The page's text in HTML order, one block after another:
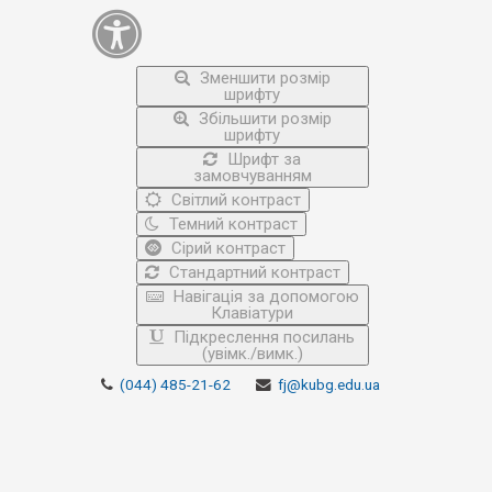
Зменшити розмір
шрифту
Збільшити розмір
шрифту
Шрифт за
замовчуванням
Світлий контраст
Темний контраст
Сірий контраст
Стандартний контраст
Навігація за допомогою
Клавіатури
Підкреслення посилань
(увімк./вимк.)
(044) 485-21-62 fj@kubg.edu.ua